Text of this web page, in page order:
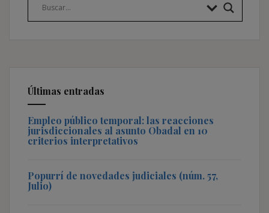
Últimas entradas
Empleo público temporal: las reacciones
jurisdiccionales al asunto Obadal en 10
criterios interpretativos
Popurrí de novedades judiciales (núm. 57,
Julio)